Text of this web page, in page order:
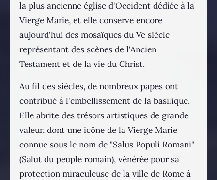
la plus ancienne église d'Occident dédiée à la
Vierge Marie, et elle conserve encore
aujourd'hui des mosaïques du Ve siècle
représentant des scènes de l'Ancien
Testament et de la vie du Christ.
Au fil des siècles, de nombreux papes ont
contribué à l'embellissement de la basilique.
Elle abrite des trésors artistiques de grande
valeur, dont une icône de la Vierge Marie
connue sous le nom de "Salus Populi Romani"
(Salut du peuple romain), vénérée pour sa
protection miraculeuse de la ville de Rome à